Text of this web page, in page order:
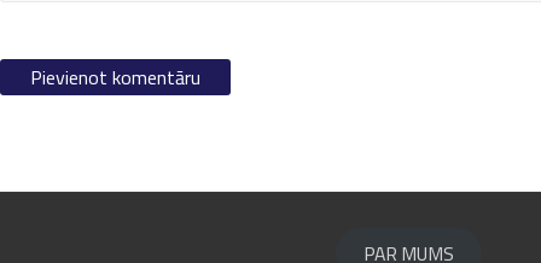
PAR MUMS